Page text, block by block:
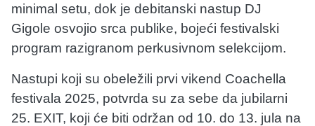
minimal setu, dok je debitanski nastup DJ
Gigole osvojio srca publike, bojeći festivalski
program razigranom perkusivnom selekcijom.
Nastupi koji su obeležili prvi vikend Coachella
festivala 2025, potvrda su za sebe da jubilarni
25. EXIT, koji će biti održan od 10. do 13. jula na